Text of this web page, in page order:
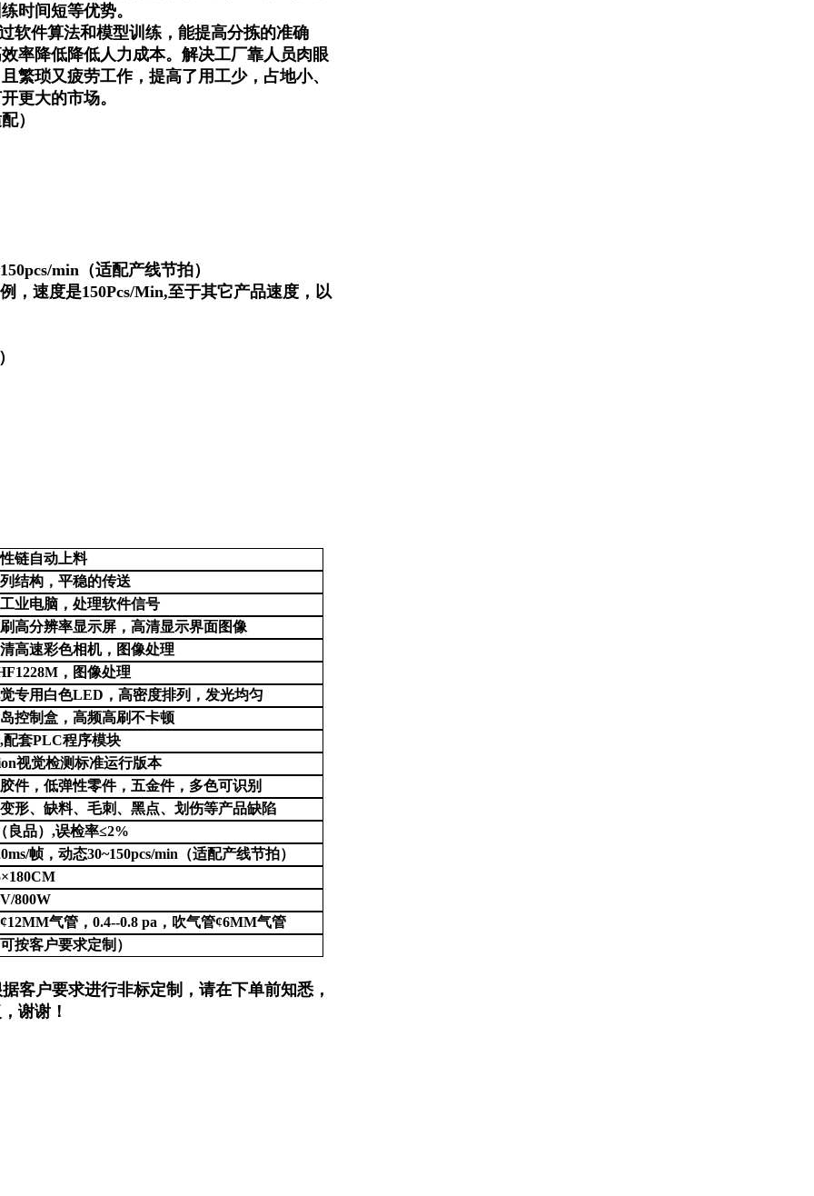
时间短等优势。
软件算法和模型训练，能提高分拣的准确
率降低降低人力成本。解决工厂靠人员肉眼
繁琐又疲劳工作，提高了用工少，占地小、
更大的市场。
）
min（适配产线节拍）
，速度是150Pcs/Min,至于其它产品速度，以
链自动上料
结构，平稳的传送
业电脑，处理软件信号
高分辨率显示屏，高清显示界面图像
高速彩色相机，图像处理
，图像处理
专用白色LED，高密度排列，发光均匀
控制盒，高频高刷不卡顿
配套PLC程序模块
视觉检测标准运行版本
件，低弹性零件，五金件，多色可识别
形、缺料、毛刺、黑点、划伤等产品缺陷
良品）,误检率≤2%
帧，动态30~150pcs/min（适配产线节拍）
800W
¢12MM气管，0.4--0.8 pa，吹气管¢6MM气管
按客户要求定制）
客户要求进行非标定制，请在下单前知悉，
谢谢！